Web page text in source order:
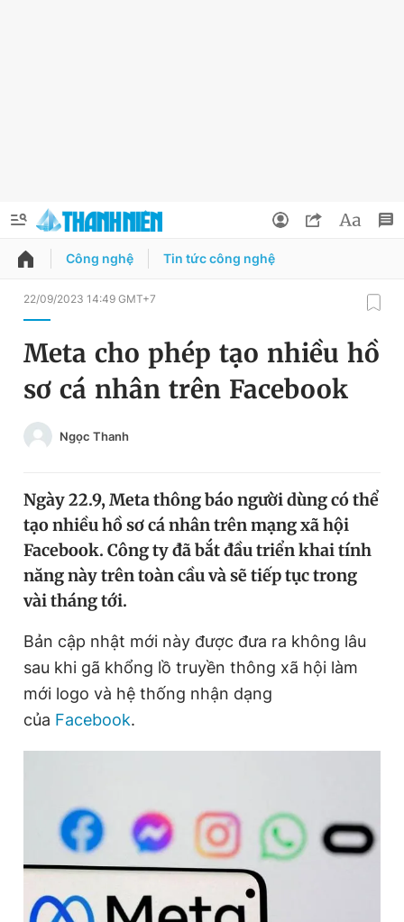
QUẢNG CÁO ĐẶT BÁO
Chuyên mục
Chuyên mục khác
Tin thị trường Tin 360
Video Magazine
Sản phẩm khác
Tiện ích Bạn cần biết
Đọc Thanh Niên trên điện thoại
Đổi mật khẩu
Tin đã lưu
Tin đã xem
Đăng xuất
Công nghệ Tin tức công nghệ
22/09/2023 14:49 GMT+7
Meta cho phép tạo nhiều hồ
sơ cá nhân trên Facebook
Ngọc Thanh
Ngày 22.9, Meta thông báo người dùng có thể
tạo nhiều hồ sơ cá nhân trên mạng xã hội
Facebook. Công ty đã bắt đầu triển khai tính
năng này trên toàn cầu và sẽ tiếp tục trong
vài tháng tới.
Bản cập nhật mới này được đưa ra không lâu
sau khi gã khổng lồ truyền thông xã hội làm
mới logo và hệ thống nhận dạng
của Facebook.